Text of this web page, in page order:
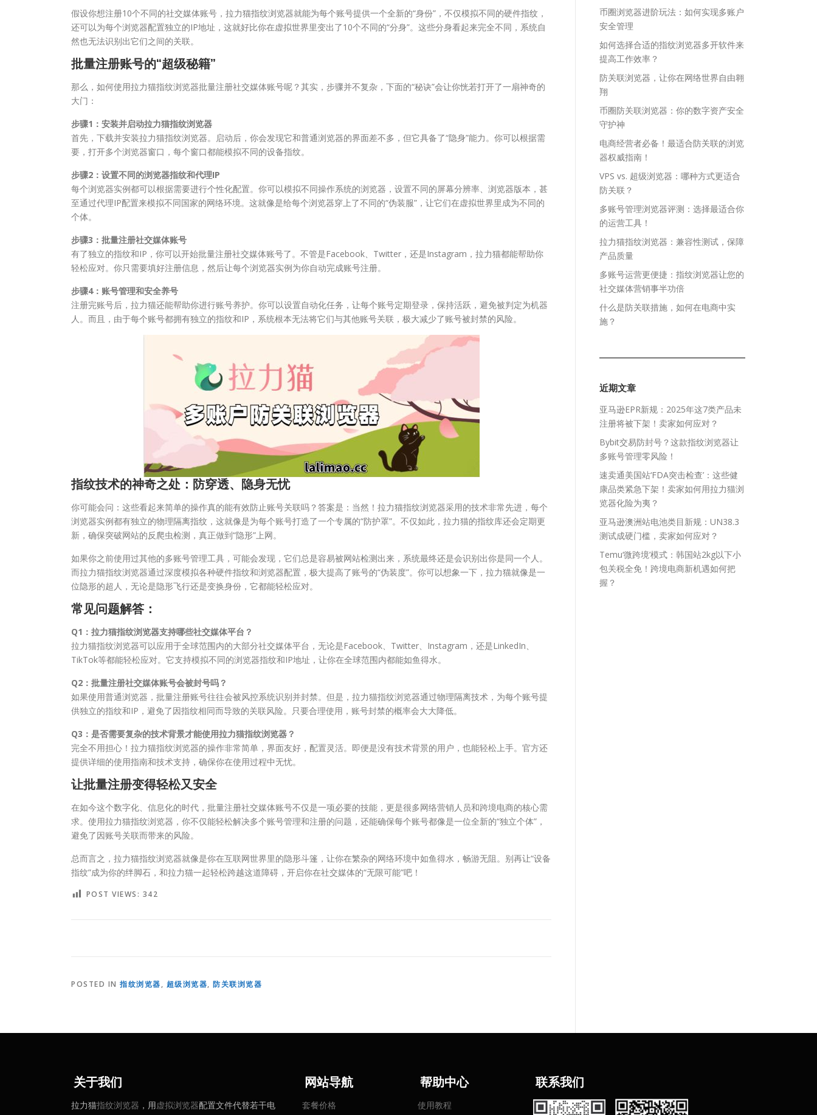
假设你想注册10个不同的社交媒体账号，拉力猫指纹浏览器就能为每个账号提供一个全新的“身份”，不仅模拟不同的硬件指纹，
还可以为每个浏览器配置独立的IP地址，这就好比你在虚拟世界里变出了10个不同的“分身”。这些分身看起来完全不同，系统自
然也无法识别出它们之间的关联。
批量注册账号的“超级秘籍”
那么，如何使用拉力猫指纹浏览器批量注册社交媒体账号呢？其实，步骤并不复杂，下面的“秘诀”会让你恍若打开了一扇神奇的
大门：
步骤1：安装并启动拉力猫指纹浏览器
首先，下载并安装拉力猫指纹浏览器。启动后，你会发现它和普通浏览器的界面差不多，但它具备了“隐身”能力。你可以根据需
要，打开多个浏览器窗口，每个窗口都能模拟不同的设备指纹。
步骤2：设置不同的浏览器指纹和代理IP
每个浏览器实例都可以根据需要进行个性化配置。你可以模拟不同操作系统的浏览器，设置不同的屏幕分辨率、浏览器版本，甚
至通过代理IP配置来模拟不同国家的网络环境。这就像是给每个浏览器穿上了不同的“伪装服”，让它们在虚拟世界里成为不同的
个体。
步骤3：批量注册社交媒体账号
有了独立的指纹和IP，你可以开始批量注册社交媒体账号了。不管是Facebook、Twitter，还是Instagram，拉力猫都能帮助你
轻松应对。你只需要填好注册信息，然后让每个浏览器实例为你自动完成账号注册。
步骤4：账号管理和安全养号
注册完账号后，拉力猫还能帮助你进行账号养护。你可以设置自动化任务，让每个账号定期登录，保持活跃，避免被判定为机器
人。而且，由于每个账号都拥有独立的指纹和IP，系统根本无法将它们与其他账号关联，极大减少了账号被封禁的风险。
指纹技术的神奇之处：防穿透、隐身无忧
你可能会问：这些看起来简单的操作真的能有效防止账号关联吗？答案是：当然！拉力猫指纹浏览器采用的技术非常先进，每个
浏览器实例都有独立的物理隔离指纹，这就像是为每个账号打造了一个专属的“防护罩”。不仅如此，拉力猫的指纹库还会定期更
新，确保突破网站的反爬虫检测，真正做到“隐形”上网。
如果你之前使用过其他的多账号管理工具，可能会发现，它们总是容易被网站检测出来，系统最终还是会识别出你是同一个人。
而拉力猫指纹浏览器通过深度模拟各种硬件指纹和浏览器配置，极大提高了账号的“伪装度”。你可以想象一下，拉力猫就像是一
位隐形的超人，无论是隐形飞行还是变换身份，它都能轻松应对。
常见问题解答：
Q1：拉力猫指纹浏览器支持哪些社交媒体平台？
拉力猫指纹浏览器可以应用于全球范围内的大部分社交媒体平台，无论是Facebook、Twitter、Instagram，还是LinkedIn、
TikTok等都能轻松应对。它支持模拟不同的浏览器指纹和IP地址，让你在全球范围内都能如鱼得水。
Q2：批量注册社交媒体账号会被封号吗？
如果使用普通浏览器，批量注册账号往往会被风控系统识别并封禁。但是，拉力猫指纹浏览器通过物理隔离技术，为每个账号提
供独立的指纹和IP，避免了因指纹相同而导致的关联风险。只要合理使用，账号封禁的概率会大大降低。
Q3：是否需要复杂的技术背景才能使用拉力猫指纹浏览器？
完全不用担心！拉力猫指纹浏览器的操作非常简单，界面友好，配置灵活。即便是没有技术背景的用户，也能轻松上手。官方还
提供详细的使用指南和技术支持，确保你在使用过程中无忧。
让批量注册变得轻松又安全
在如今这个数字化、信息化的时代，批量注册社交媒体账号不仅是一项必要的技能，更是很多网络营销人员和跨境电商的核心需
求。使用拉力猫指纹浏览器，你不仅能轻松解决多个账号管理和注册的问题，还能确保每个账号都像是一位全新的“独立个体”，
避免了因账号关联而带来的风险。
总而言之，拉力猫指纹浏览器就像是你在互联网世界里的隐形斗篷，让你在繁杂的网络环境中如鱼得水，畅游无阻。别再让“设备
指纹”成为你的绊脚石，和拉力猫一起轻松跨越这道障碍，开启你在社交媒体的“无限可能”吧！
POST VIEWS: 342
POSTED IN 指纹浏览器, 超级浏览器, 防关联浏览器
币圈浏览器进阶玩法：如何实现多账户
安全管理
如何选择合适的指纹浏览器多开软件来
提高工作效率？
防关联浏览器，让你在网络世界自由翱
翔
币圈防关联浏览器：你的数字资产安全
守护神
电商经营者必备！最适合防关联的浏览
器权威指南！
VPS vs. 超级浏览器：哪种方式更适合
防关联？
多账号管理浏览器评测：选择最适合你
的运营工具！
拉力猫指纹浏览器：兼容性测试，保障
产品质量
多账号运营更便捷：指纹浏览器让您的
社交媒体营销事半功倍
什么是防关联措施，如何在电商中实
施？
近期文章
亚马逊EPR新规：2025年这7类产品未
注册将被下架！卖家如何应对？
Bybit交易防封号？这款指纹浏览器让
多账号管理零风险！
速卖通美国站‘FDA突击检查’：这些健
康品类紧急下架！卖家如何用拉力猫浏
览器化险为夷？
亚马逊澳洲站电池类目新规：UN38.3
测试成硬门槛，卖家如何应对？
Temu‘微跨境’模式：韩国站2kg以下小
包关税全免！跨境电商新机遇如何把
握？
关于我们
拉力猫指纹浏览器 ，用虚拟浏览器配置文件代替若干电
网站导航
套餐价格
帮助中心
使用教程
联系我们